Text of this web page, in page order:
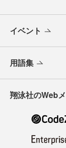
イベント
用語集
翔泳社のWeb